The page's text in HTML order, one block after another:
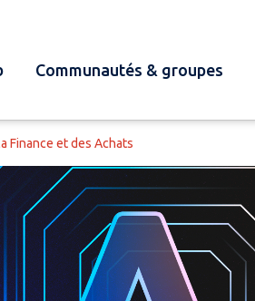
Communautés & groupes
Finance et des Achats